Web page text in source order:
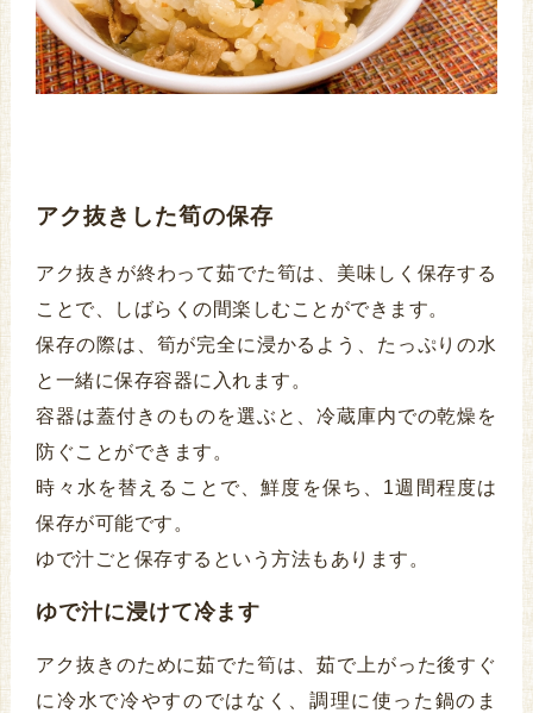
アク抜きした筍の保存
アク抜きが終わって茹でた筍は、美味しく保存する
ことで、しばらくの間楽しむことができます。
保存の際は、筍が完全に浸かるよう、たっぷりの水
と一緒に保存容器に入れます。
容器は蓋付きのものを選ぶと、冷蔵庫内での乾燥を
防ぐことができます。
時々水を替えることで、鮮度を保ち、1週間程度は
保存が可能です。
ゆで汁ごと保存するという方法もあります。
ゆで汁に浸けて冷ます
アク抜きのために茹でた筍は、茹で上がった後すぐ
に冷水で冷やすのではなく、調理に使った鍋のま